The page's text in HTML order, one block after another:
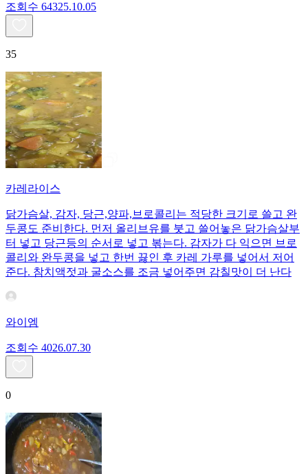
조회수 64325.10.05
35
카레라이스
닭가슴살, 감자, 당근,양파,브로콜리는 적당한 크기로 쓸고 완
두콩도 준비한다. 먼저 올리브유를 붓고 쓸어놓은 닭가슴살부
터 넣고 당근등의 순서로 넣고 볶는다. 감자가 다 익으면 브로
콜리와 완두콩을 넣고 한번 끓인 후 카레 가루를 넣어서 저어
준다. 참치액젓과 굴소스를 조금 넣어주면 감칠맛이 더 난다
와이엠
조회수 4026.07.30
0